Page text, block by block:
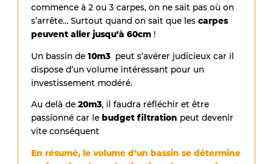
commence à 2 ou 3 carpes, on ne sait pas où on
s’arrête… Surtout quand on sait que lescarpes
peuvent aller jusqu’à 60cm !
Un bassin de10m3 peut s’avérer judicieux car il
dispose d’un volume intéressant pour un
investissement modéré.
Au delà de20m3, il faudra réfléchir et être
passionné car le budget filtration peut devenir
vite conséquent
En résumé, le volume d’un bassin se détermine